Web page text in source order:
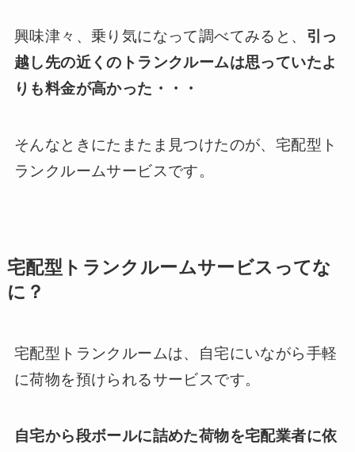
興味津々、乗り気になって調べてみると、 引っ
越し先の近くのトランクルームは思っていたよ
りも料金が高かった・・・
そんなときにたまたま見つけたのが、宅配型ト
ランクルームサービスです。
宅配型トランクルームサービスってな
に？
宅配型トランクルームは、自宅にいながら手軽
に荷物を預けられるサービスです。
自宅から段ボールに詰めた荷物を宅配業者に依